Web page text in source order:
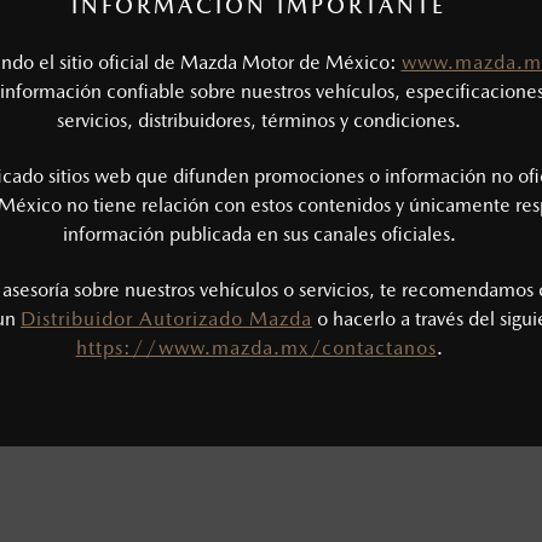
INFORMACIÓN IMPORTANTE
el sitio oficial de Mazda Motor de México:
confiable sobre nuestros vehículos,
servicios, distribuidores, términos y condiciones.
sitios web que difunden promociones o información no
no tiene relación con estos contenidos y únicamente
información publicada en sus canales oficiales.
sobre nuestros vehículos o servicios, te recomendamos
Distribuidor Autorizado Mazda o hacerlo a través del
https://www.mazda.mx/contactanos.
exceda el LUC (Límite Único Combinado) se deberá pagar
emisiones de CO
se obtuvieron en condiciones controladas
convencional, debido a condiciones climatológicas,
de la parte trasera del vehículo.
un sistema electrónico para ayudar al conductor a mantener
la velocidad, las condiciones de carretera y el tipo de